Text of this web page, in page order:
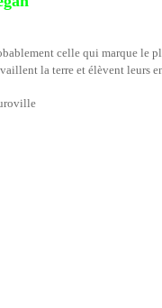
celle qui marque le
la terre et élèvent leurs